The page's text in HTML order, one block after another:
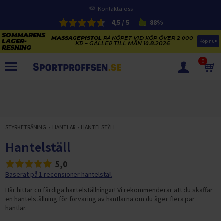
Kontakta oss
4,5 / 5 88%
MASSAGEPISTOLPÅ KÖPET VID KÖP ÖVER 2 000
KR – GÄLLER TILL MÅN 10.8.2026 Köp nu
0
ELCYKLARNAS SOMMARFÖRSÄLJNING
KAJAKER OCH SUP-BRÄDOR
REA PÅ STUDSMATTOR
SOMMARREA PÅ TRÄNING OCH STYRKETRÄNING
CYKELTILLBEHÖR & RESERVDELAR OUTLET
HÄLSA & VÄLMÅENDE – SÄSONGSRENSNING
Paketerbjudanden
KOSTTILLSKOTT
ELCYKLAR
ELCYKLAR DAM
ELCYKLAR HERR
ELCYKLAR CITY
STUDSMATTOR
STYRKETRÄNING
STYRKETRÄNING HANTLAR HANTELSTÄLL
Hantelställ
5,0
Baserat på 1 recensioner hantelställ
Här hittar du färdiga hantelställningar! Vi rekommenderar att du skaffar
en hantelställning för förvaring av hantlarna om du äger flera par
hantlar.